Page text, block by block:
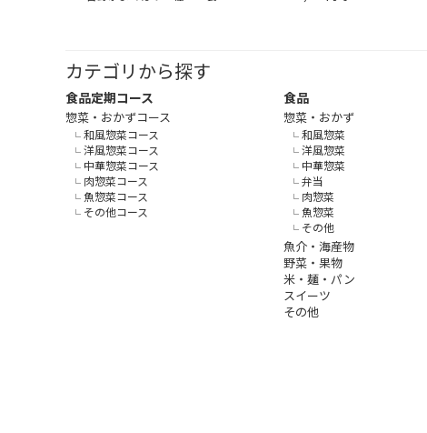
カテゴリから探す
食品定期コース
惣菜・おかずコース
和風惣菜コース
洋風惣菜コース
中華惣菜コース
肉惣菜コース
魚惣菜コース
その他コース
食品
惣菜・おかず
和風惣菜
洋風惣菜
中華惣菜
弁当
肉惣菜
魚惣菜
その他
魚介・海産物
野菜・果物
米・麺・パン
スイーツ
その他